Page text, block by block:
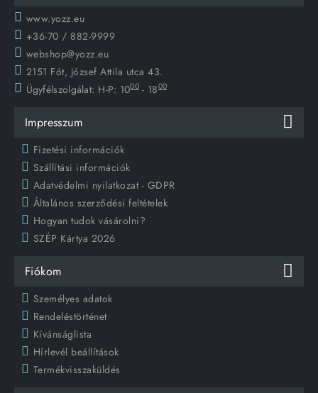
www.yozz.eu
+36-70 / 882-9999
webshop@yozz.eu
2151 Fót, József Attila utca 43.
Ügyfélszolgálat: H-P: 1000 - 1800
Impresszum
Fizetési információk
Szállítási információk
Adatvédelmi nyilatkozat - GDPR
Általános szerződési feltételek
Hogyan tudok vásárolni?
SZÉP Kártya 2026
Fiókom
Személyes adatok
Rendeléstörténet
Kívánságlista
Hírlevél beállítások
Termékvisszaküldés